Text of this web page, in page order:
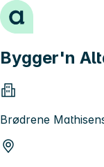
Hopp til innhold
Bygger'n
Brødrene